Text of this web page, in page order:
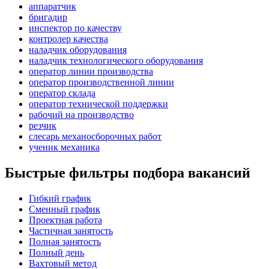
аппаратчик
бригадир
инспектор по качеству
контролер качества
наладчик оборудования
наладчик технологического оборудования
оператор линии производства
оператор производственной линии
оператор склада
оператор технической поддержки
рабочий на производство
резчик
слесарь механосборочных работ
ученик механика
Быстрые фильтры подбора вакансий
Гибкий график
Сменный график
Проектная работа
Частичная занятость
Полная занятость
Полный день
Вахтовый метод